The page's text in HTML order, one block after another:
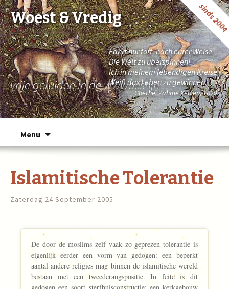
sinds
Fahrt nur fort, nach eurer Weise
Die Welt zu überspinnen!
Ich in meinem lebendigen Kreise
Weiß das Leben zu gewinnen.
Goethe, Zahme Xenien, 1820
Woest & Vredig
vrije geluiden in de wwwoestijn
Menu
Islamitische Tolerantie
Zaterdag 24 September 2005
De door de moslims zelf vaak zo geprezen tolerantie is
eigenlijk eerder een vorm van gedogen: een beperkt
aantal andere religies mag binnen de islamitische wereld
bestaan met een tweederangspositie. In feite is dit